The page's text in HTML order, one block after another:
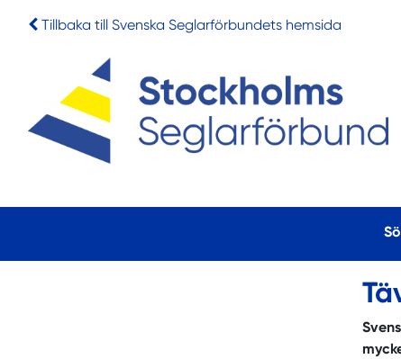
Tillbaka till Svenska Seglarförbundets hemsida